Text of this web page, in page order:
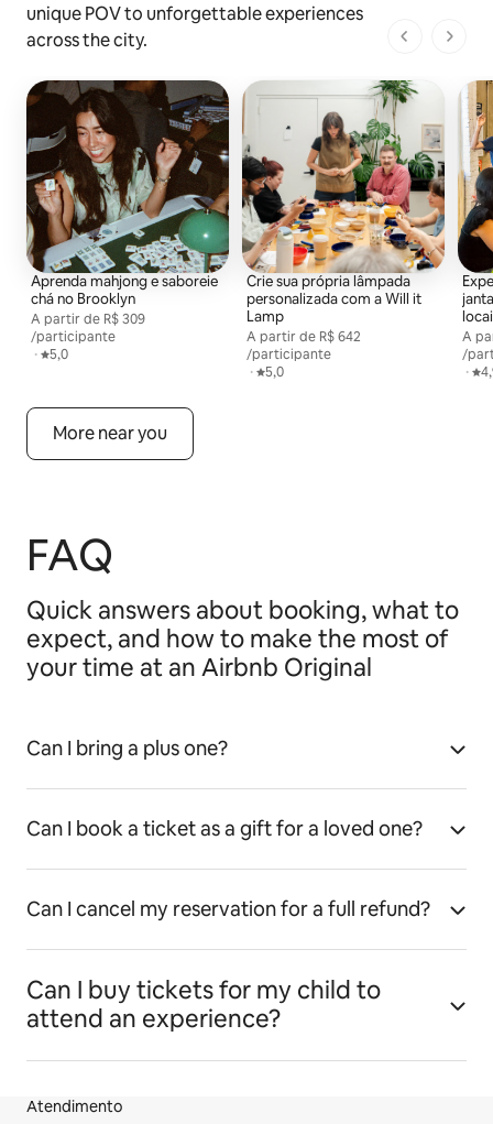
unique POV to unforgettable experiences
across the city.
1 de 1
Aprenda mahjong e saboreie
chá no Brooklyn
A partir de R$ 309
/participante
A partir de R$ 309 por participante
·Avaliação média: 5,0 de 5
5,0
Crie sua própria lâmpada
personalizada com a Will it
Lamp
A partir de R$ 642
/participante
A partir de R$ 642 por participante
·Avaliação média: 5,0 de 5
5,0
A
/
A
·
More near you
FAQ
Quick answers about booking, what to
expect, and how to make the most of
your time at an Airbnb Original
Can I bring a plus one?
Can I book a ticket as a gift for a loved one?
Can I cancel my reservation for a full refund?
Can I buy tickets for my child to
attend an experience?
Rodapé do site
Atendimento